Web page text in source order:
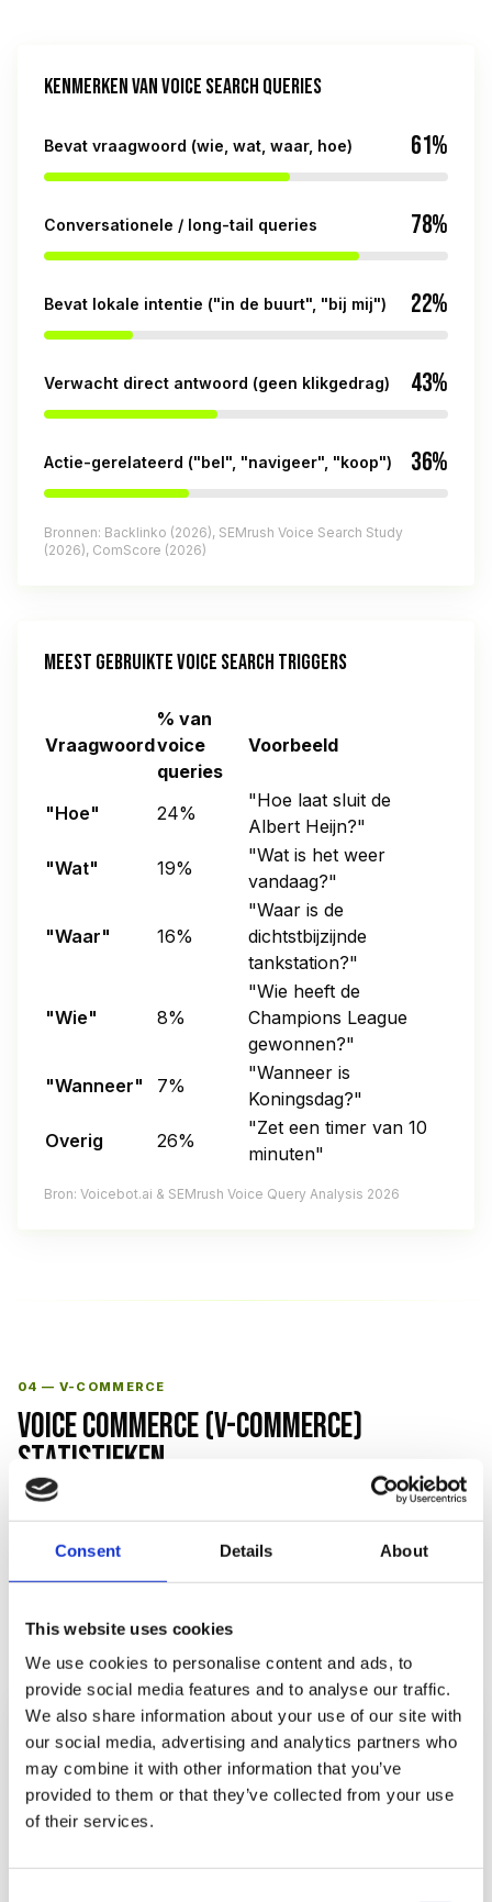
Consent Details About
This website uses cookies
We use cookies to personalise content and ads, to
provide social media features and to analyse our traffic.
We also share information about your use of our site with
our social media, advertising and analytics partners who
may combine it with other information that you’ve
provided to them or that they’ve collected from your use
of their services.
KENMERKEN VAN VOICE SEARCH QUERIES
Bevat vraagwoord (wie, wat, waar, hoe) 61%
Conversationele / long-tail queries 78%
Bevat lokale intentie ("in de buurt", "bij mij") 22%
Verwacht direct antwoord (geen klikgedrag) 43%
Actie-gerelateerd ("bel", "navigeer", "koop") 36%
Bronnen: Backlinko (2026), SEMrush Voice Search Study
(2026), ComScore (2026)
MEEST GEBRUIKTE VOICE SEARCH TRIGGERS
Vraagwoord
% van
voice
queries
Voorbeeld
"Hoe" 24%
"Hoe laat sluit de
Albert Heijn?"
"Wat"
19%
"Wat is het weer
vandaag?"
"Waar" 16%
"Waar is de
dichtstbijzijnde
tankstation?"
"Wie" 8%
"Wie heeft de
Champions League
gewonnen?"
"Wanneer"
7%
"Wanneer is
Koningsdag?"
Overig
26%
"Zet een timer van 10
minuten"
Bron: Voicebot.ai & SEMrush Voice Query Analysis 2026
04 — V-COMMERCE
VOICE COMMERCE (V-COMMERCE)
STATISTIEKEN
Voice commerce groeit explosief. Steeds meer
consumenten gebruiken spraak om producten te
zoeken, vergelijken en bestellen. De wereldwijde voice
miljard.
$86 MLD
voice commerce in 2026
Groei van 320% sinds 2023, toen de markt $20,5